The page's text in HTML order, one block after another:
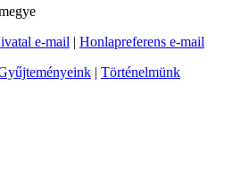
e-mail | Honlapreferens e-mail
| Történelmünk